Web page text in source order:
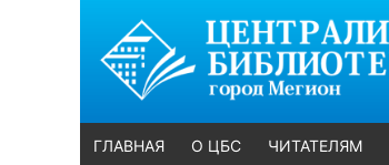
ГЛАВНАЯ О ЦБС ЧИТАТЕЛЯМ